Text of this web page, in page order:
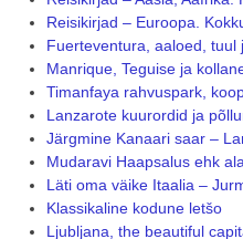
Reisikirjad – Euroopa.
Fuerteventura, aaloed, tuul
Manrique, Teguise ja
Timanfaya rahvuspark,
Lanzarote kuurordid ja
Järgmine Kanaari saar –
Mudaravi Haapsalus ehk
Läti oma väike Itaalia –
Klassikaline kodune letšo
Ljubljana, the beautiful